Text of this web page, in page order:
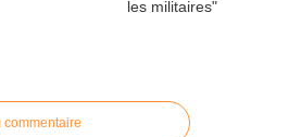
commentaire